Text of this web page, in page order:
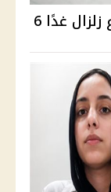
البحوث الفلكية تحسم مزاعم وقوع زلزال غدًا 6